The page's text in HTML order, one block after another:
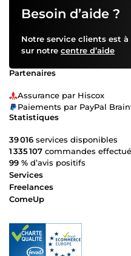
Besoin d’aide ?
Notre service clients est
sur notre centre d’aide
Partenaires
Assurance par Hiscox
Paiements par PayPal
Statistiques
39 016 services disponibles
1 335 107 commandes
99 % d’avis positifs
Services
Freelances
ComeUp